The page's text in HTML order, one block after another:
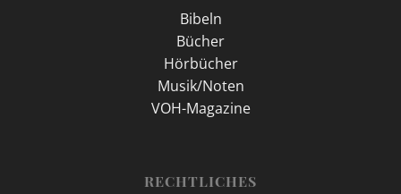
Bibeln
Bücher
Hörbücher
Musik/Noten
VOH-Magazine
RECHTLICHES